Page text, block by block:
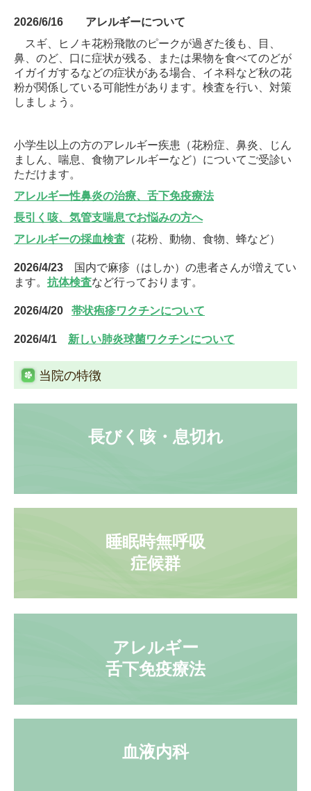
2026/6/16 アレルギーについて
スギ、ヒノキ花粉飛散のピークが過ぎた後も、目、
鼻、のど、口に症状が残る、または果物を食べてのどが
イガイガするなどの症状がある場合、イネ科など秋の花
粉が関係している可能性があります。検査を行い、対策
しましょう。
小学生以上の方のアレルギー疾患（花粉症、鼻炎、じん
ましん、喘息、食物アレルギーなど）についてご受診い
ただけます。
アレルギー性鼻炎の治療、舌下免疫療法
長引く咳、気管支喘息でお悩みの方へ
アレルギーの採血検査 （花粉、動物、食物、蜂など）
2026/4/23
国内で麻疹（はしか）の患者さんが増えてい
ます。 抗体検査など行っております。
2026/4/20 帯状疱疹ワクチンについて
2026/4/1 新しい肺炎球菌ワクチンについて
当院の特徴
長びく咳・息切れ
睡眠時無呼吸
症候群
アレルギー
血液内科